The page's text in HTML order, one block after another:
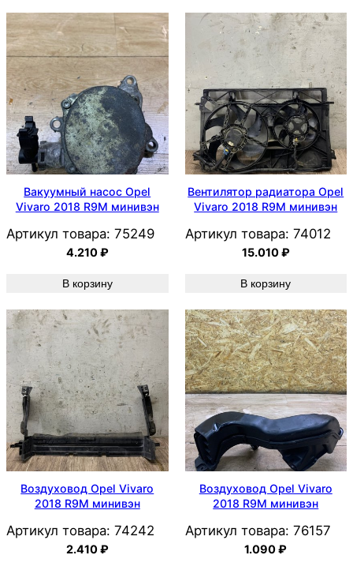
Вакуумный насос Opel
Vivaro 2018 R9M минивэн
Артикул товара: 75249
4.210₽
В корзину
Вентилятор радиатора Opel
Vivaro 2018 R9M минивэн
Артикул товара: 74012
15.010₽
В корзину
Воздуховод Opel Vivaro
2018 R9M минивэн
Артикул товара: 74242
2.410₽
Воздуховод Opel Vivaro
2018 R9M минивэн
Артикул товара: 76157
1.090₽